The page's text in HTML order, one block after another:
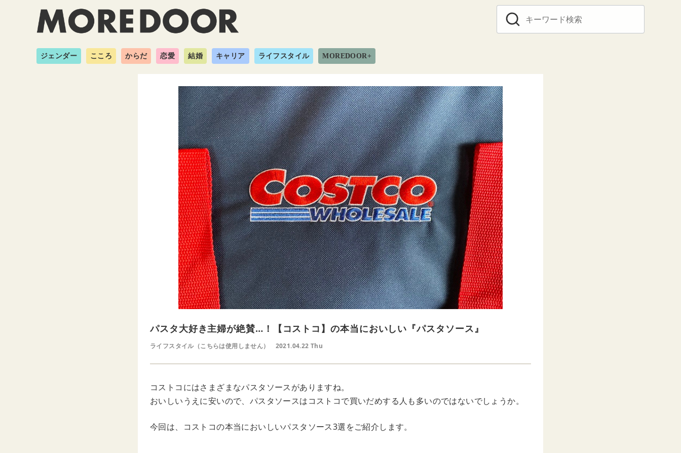
ジェンダー こころ からだ 恋愛 結婚 キャリア ライフスタイル MOREDOOR+
パスタ大好き主婦が絶賛…！【コストコ】の本当においしい『パスタソース』
ライフスタイル（こちらは使用しません） 2021.04.22 Thu
コストコにはさまざまなパスタソースがありますね。
おいしいうえに安いので、パスタソースはコストコで買いだめする人も多いのではないでしょうか。
今回は、コストコの本当においしいパスタソース3選をご紹介します。